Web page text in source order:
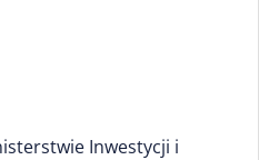
Inwestycji i